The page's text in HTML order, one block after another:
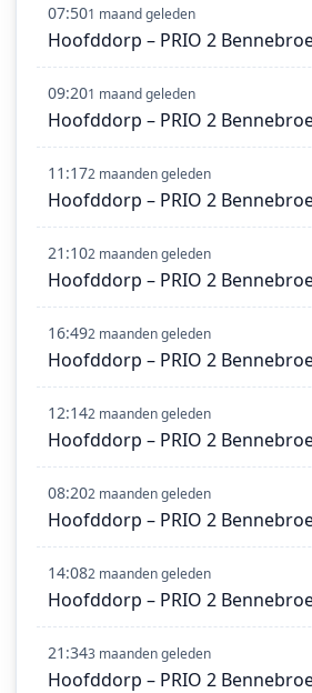
07:501 maand geleden
Hoofddorp – PRIO 2
09:201 maand geleden
Hoofddorp – PRIO 2
11:172 maanden geleden
Hoofddorp – PRIO 2
21:102 maanden geleden
Hoofddorp – PRIO 2
16:492 maanden geleden
Hoofddorp – PRIO 2
12:142 maanden geleden
Hoofddorp – PRIO 2
08:202 maanden geleden
Hoofddorp – PRIO 2
14:082 maanden geleden
Hoofddorp – PRIO 2
21:343 maanden geleden
Hoofddorp – PRIO 2